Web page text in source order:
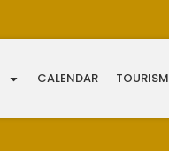
CALENDAR TOURISM